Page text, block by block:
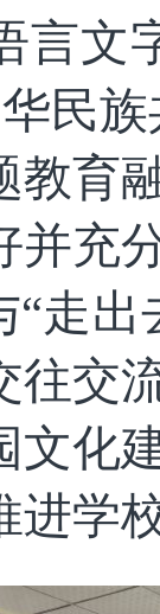
言文
民
教育
并充
“走
往交
文化
进学